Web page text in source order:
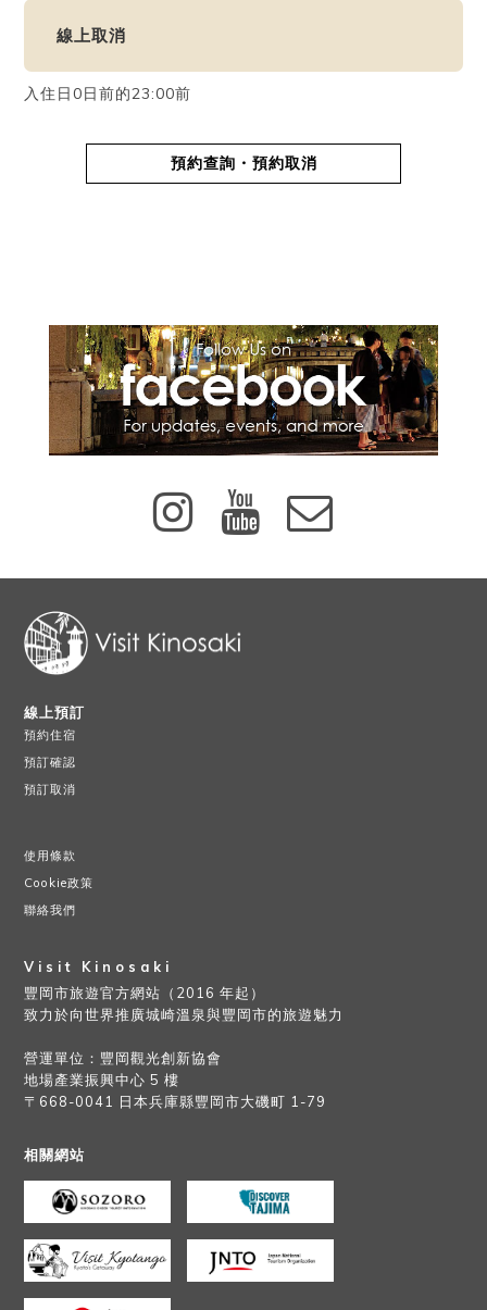
線上取消
入住日0日前的23:00前
預約查詢・預約取消
線上預訂
預約住宿
預訂確認
預訂取消
使用條款
Cookie政策
聯絡我們
Visit Kinosaki
豐岡市旅遊官方網站（2016 年起）
致力於向世界推廣城崎溫泉與豐岡市的旅遊魅力
營運單位：豐岡觀光創新協會
地場產業振興中心 5 樓
〒668-0041 日本兵庫縣豐岡市大磯町 1-79
相關網站